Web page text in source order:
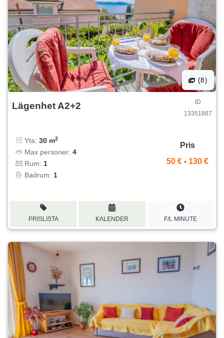
(8)
Lägenhet A2+2
ID
13351887
Yta: 30 m2
Max personer: 4
Rum: 1
Badrum: 1
Pris
50 € - 130 €
PRISLISTA KALENDER F/L MINUTE